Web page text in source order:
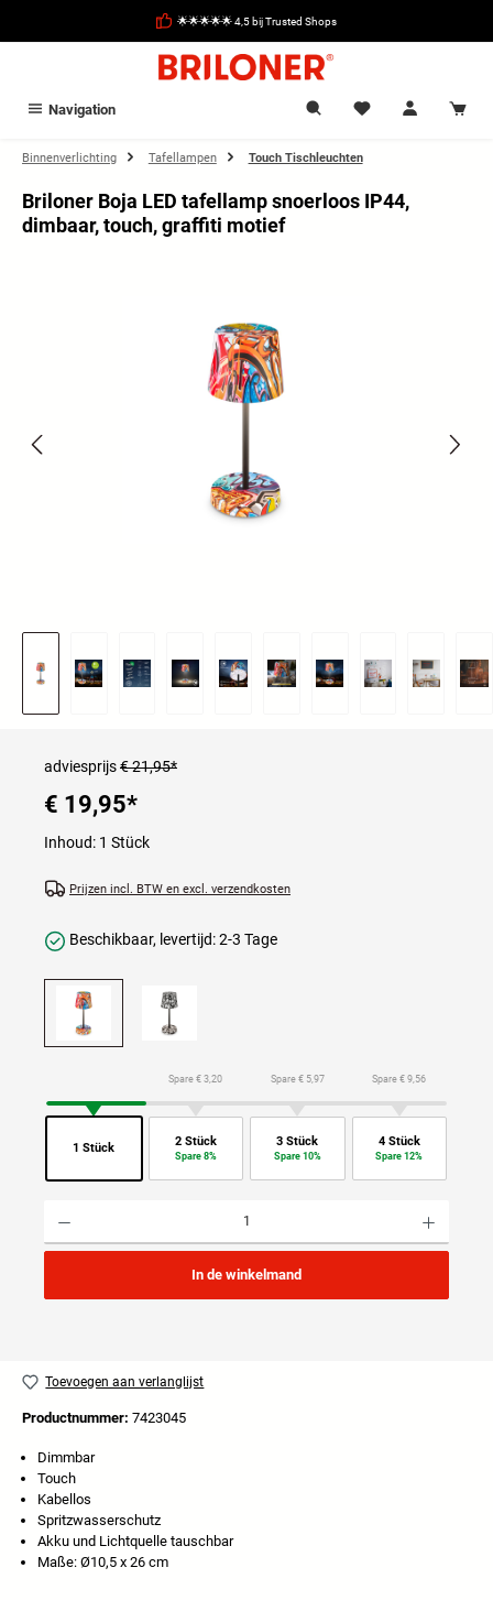
🌟🌟🌟🌟🌟 4,5 bij Trusted Shops
Navigation
Binnenverlichting Tafellampen Touch Tischleuchten
Briloner Boja LED tafellamp snoerloos IP44,
dimbaar, touch, graffiti motief
adviesprijs€ 21,95*
€ 19,95*
Inhoud: 1 Stück
Prijzen incl. BTW en excl. verzendkosten
Beschikbaar, levertijd: 2-3 Tage
1 Stück
Spare € 3,20
2 Stück
Spare 8%
Spare € 5,97
3 Stück
Spare 10%
Spare € 9,56
4 Stück
Spare 12%
In de winkelmand
Toevoegen aan verlanglijst
Productnummer: 7423045
Dimmbar
Touch
Kabellos
Spritzwasserschutz
Akku und Lichtquelle tauschbar
Maße: Ø10,5 x 26 cm